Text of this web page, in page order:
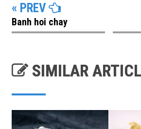
« PREV
Banh hoi chay
SIMILAR